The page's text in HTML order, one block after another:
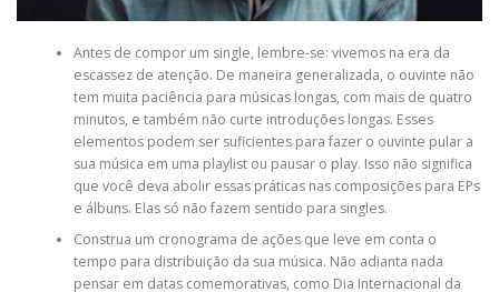
Antes de compor um single, lembre-se: vivemos na era da
escassez de atenção. De maneira generalizada, o ouvinte não
tem muita paciência para músicas longas, com mais de quatro
minutos, e também não curte introduções longas. Esses
elementos podem ser suficientes para fazer o ouvinte pular a
sua música em uma playlist ou pausar o play. Isso não significa
que você deva abolir essas práticas nas composições para EPs
e álbuns. Elas só não fazem sentido para singles.
Construa um cronograma de ações que leve em conta o
tempo para distribuição da sua música. Não adianta nada
pensar em datas comemorativas, como Dia Internacional da